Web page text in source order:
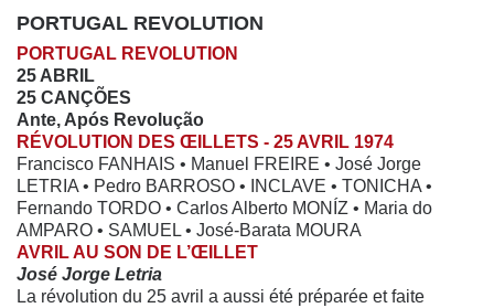
PORTUGAL REVOLUTION
PORTUGAL REVOLUTION
25 ABRIL
25 CANÇÕES
Ante, Após Revolução
RÉVOLUTION DES ŒILLETS - 25 AVRIL 1974
Francisco FANHAIS • Manuel FREIRE • José Jorge
LETRIA • Pedro BARROSO • INCLAVE • TONICHA •
Fernando TORDO • Carlos Alberto MONÍZ • Maria do
AMPARO • SAMUEL • José-Barata MOURA
AVRIL AU SON DE L’ŒILLET
José Jorge Letria
La révolution du 25 avril a aussi été préparée et faite